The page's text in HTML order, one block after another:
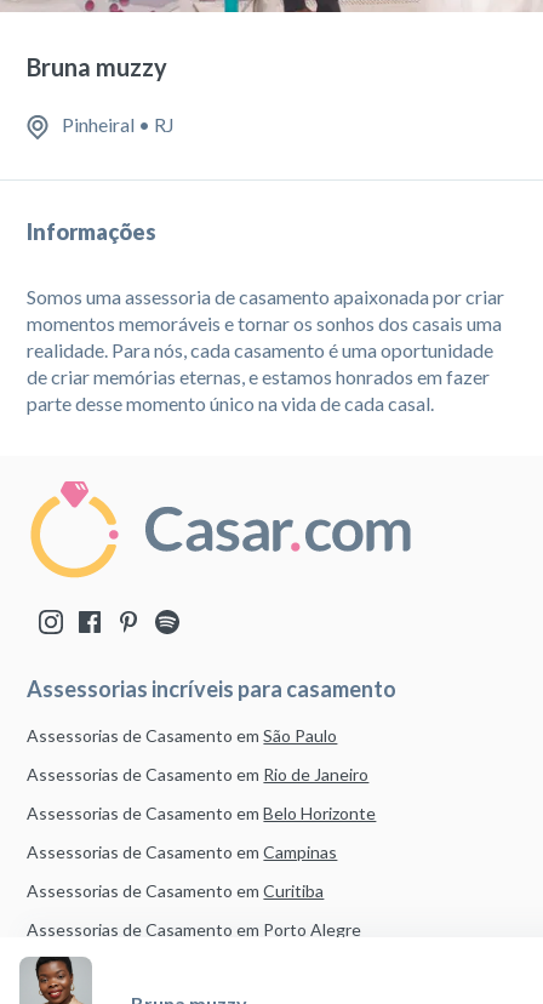
Bruna muzzy
Pinheiral • RJ
Informações
Somos uma assessoria de casamento apaixonada por criar
momentos memoráveis e tornar os sonhos dos casais uma
realidade. Para nós, cada casamento é uma oportunidade
de criar memórias eternas, e estamos honrados em fazer
parte desse momento único na vida de cada casal.
Assessorias incríveis para casamento
Assessorias de Casamento emSão Paulo
Assessorias de Casamento em Rio de Janeiro
Assessorias de Casamento emBelo Horizonte
Assessorias de Casamento emCampinas
Assessorias de Casamento emCuritiba
Assessorias de Casamento em Porto Alegre
Assessorias de Casamento em